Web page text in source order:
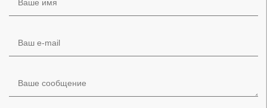
Ваше имя
Ваш e-mail
Ваше сообщение